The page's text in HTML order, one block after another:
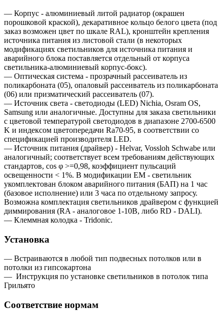
— Корпус - алюминиевый литой радиатор (окрашен
порошковой краской), декаративное кольцо белого цвета (под
заказ возможен цвет по шкале RAL), кронштейн крепления
источника питания из листовой стали (в некоторых
модификациях светильников для источника питания и
аварийного блока поставляется отдельный от корпуса
светильника-алюминиевый корпус-бокс).
— Оптическая система - прозрачный рассеиватель из
поликарбоната (05), опаловый рассеиватель из поликарбоната
(06) или призматический рассеиватель (07).
— Источник света - светодиоды (LED) Nichia, Osram OS,
Samsung или аналогичные. Доступны для заказа светильники
с цветовой температурой светодиодов в диапазоне 2700-6500
K и индексом цветопередачи Ra70-95, в соответствии со
спецификацией производителя LED.
— Источник питания (драйвер) - Helvar, Vossloh Schwabe или
аналогичный; соответствует всем требованиям действующих
стандартов, cos φ >=0,98, коэффициент пульсаций
освещенности < 1%. В модификации EM - светильник
укомплектован блоком аварийного питания (БАП) на 1 час
(базовое исполнение) или 3 часа по отдельному запросу.
Возможна комплектация светильников драйвером c функцией
диммирования (RA - аналоговое 1-10В, либо RD - DALI).
— Клеммная колодка - Tridonic.
Установка
— Встраиваются в любой тип подвесных потолков или в
потолки из гипсокартона
— Инструкция по установке светильников в потолок типа
Грильято
Соответствие нормам